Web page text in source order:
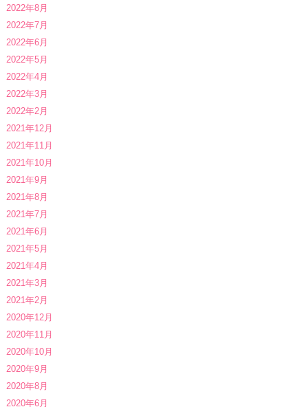
2022年8月
2022年7月
2022年6月
2022年5月
2022年4月
2022年3月
2022年2月
2021年12月
2021年11月
2021年10月
2021年9月
2021年8月
2021年7月
2021年6月
2021年5月
2021年4月
2021年3月
2021年2月
2020年12月
2020年11月
2020年10月
2020年9月
2020年8月
2020年6月